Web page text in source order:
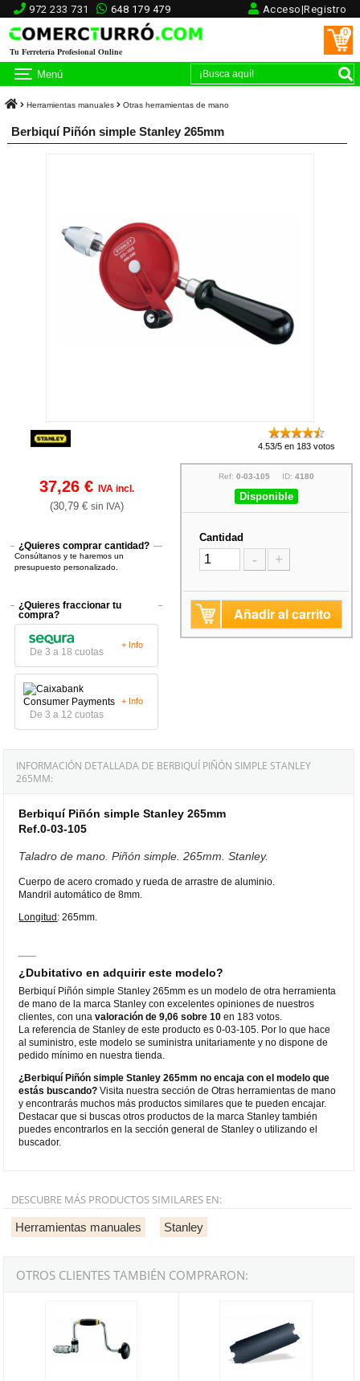
972 233 731 648 179 479 Acceso|Registro
Tu Ferretería Profesional Online
0
Menú
Herramientas manuales Otras herramientas de mano
Berbiquí Piñón simple Stanley 265mm
4.53/5 en 183 votos
37,26 € IVA incl.
(30,79 € sin IVA)
¿Quieres comprar cantidad?
Consúltanos y te haremos un
presupuesto personalizado.
¿Quieres fraccionar tu
compra?
De 3 a 18 cuotas
+ Info
De 3 a 12 cuotas
+ Info
Ref: 0-03-105 ID: 4180
Disponible
Cantidad
- +
Añadir al carrito
INFORMACIÓN DETALLADA DE BERBIQUÍ PIÑÓN SIMPLE STANLEY
265MM:
Berbiquí Piñón simple Stanley 265mm
Ref.0-03-105
Taladro de mano. Piñón simple. 265mm. Stanley.
Cuerpo de acero cromado y rueda de arrastre de aluminio.
Mandril automático de 8mm.
Longitud: 265mm.
¿Dubitativo en adquirir este modelo?
Berbiquí Piñón simple Stanley 265mm es un modelo de otra herramienta
de mano de la marca Stanley con excelentes opiniones de nuestros
clientes, con unavaloración de 9,06 sobre 10 en 183 votos.
La referencia de Stanley de este producto es 0-03-105. Por lo que hace
al suministro, este modelo se suministra unitariamente y no dispone de
pedido mínimo en nuestra tienda.
¿Berbiquí Piñón simple Stanley 265mm no encaja con el modelo que
estás buscando? Visita nuestra sección de Otras herramientas de mano
y encontrarás muchos más productos similares que te pueden encajar.
Destacar que si buscas otros productos de la marca Stanley también
puedes encontrarlos en la sección general de Stanley o utilizando el
buscador.
DESCUBRE MÁS PRODUCTOS SIMILARES EN:
Herramientas manuales Stanley
OTROS CLIENTES TAMBIÉN COMPRARON: